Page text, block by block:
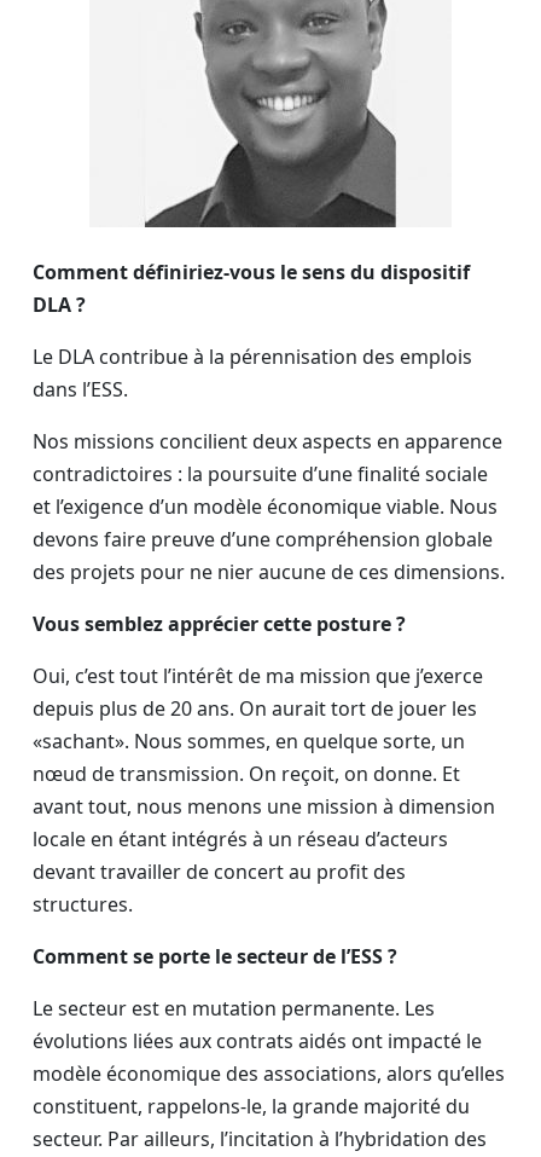
Comment définiriez-vous le sens du dispositif
DLA ?
Le DLA contribue à la pérennisation des emplois
dans l’ESS.
Nos missions concilient deux aspects en apparence
contradictoires : la poursuite d’une finalité sociale
et l’exigence d’un modèle économique viable. Nous
devons faire preuve d’une compréhension globale
des projets pour ne nier aucune de ces dimensions.
Vous semblez apprécier cette posture ?
Oui, c’est tout l’intérêt de ma mission que j’exerce
depuis plus de 20 ans. On aurait tort de jouer les
«sachant». Nous sommes, en quelque sorte, un
nœud de transmission. On reçoit, on donne. Et
avant tout, nous menons une mission à dimension
locale en étant intégrés à un réseau d’acteurs
devant travailler de concert au profit des
structures.
Comment se porte le secteur de l’ESS ?
Le secteur est en mutation permanente. Les
évolutions liées aux contrats aidés ont impacté le
modèle économique des associations, alors qu’elles
constituent, rappelons-le, la grande majorité du
secteur. Par ailleurs, l’incitation à l’hybridation des